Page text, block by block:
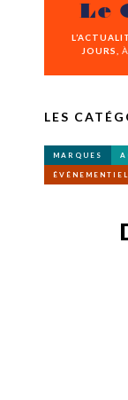
Le
JOURS,
LES
MARQUES